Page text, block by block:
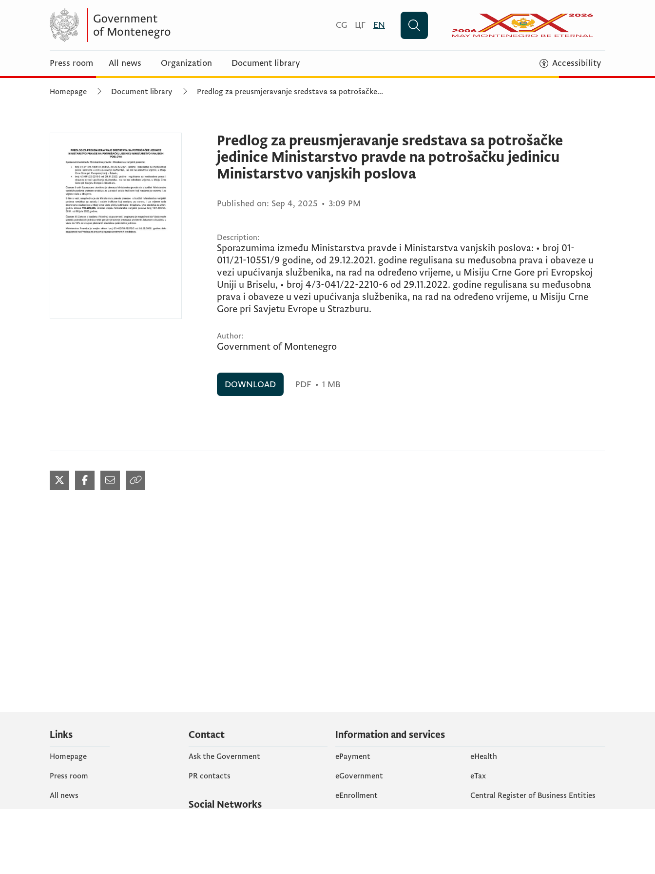
CG ЦГ EN
Press room All news Organization Document library Accessibility
Homepage Document library Predlog za preusmjeravanje sredstava sa potrošačke...
Predlog za preusmjeravanje sredstava sa potrošačke
jedinice Ministarstvo pravde na potrošačku jedinicu
Ministarstvo vanjskih poslova
Published on: Sep 4, 2025 • 3:09 PM
Description:
Sporazumima između Ministarstva pravde i Ministarstva vanjskih poslova: • broj 01-
011/21-10551/9 godine, od 29.12.2021. godine regulisana su međusobna prava i obaveze u
vezi upućivanja službenika, na rad na određeno vrijeme, u Misiju Crne Gore pri Evropskoj
Uniji u Briselu, • broj 4/3-041/22-2210-6 od 29.11.2022. godine regulisana su međusobna
prava i obaveze u vezi upućivanja službenika, na rad na određeno vrijeme, u Misiju Crne
Gore pri Savjetu Evrope u Strazburu.
Author:
Government of Montenegro
DOWNLOAD PDF • 1 MB
Links
Homepage
Press room
All news
Contact
Ask the Government
PR contacts
Social Networks
Information and services
ePayment
eHealth
eGovernment
еTax
eEnrollment
Central Register of Business Entities